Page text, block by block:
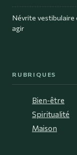
Névrite vestibulaire
agir
RUBRIQUES
Bien-être
Spiritualité
Maison